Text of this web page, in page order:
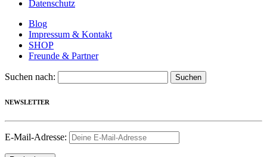
Datenschutz
Blog
Impressum & Kontakt
SHOP
Freunde & Partner
Suchen nach:
NEWSLETTER
E-Mail-Adresse: